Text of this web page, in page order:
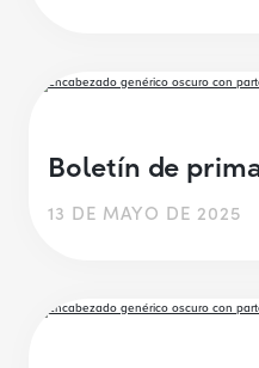
Boletín de
13 DE MAYO DE 2025